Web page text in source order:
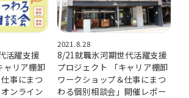
活躍支援
ャリア棚卸
事にまつ
ンライン
2021.8.28
8/21就職氷河期世代活躍支援
プロジェクト 「キャリア棚卸
ワークショップ＆仕事にまつ
わる個別相談会」開催レポー